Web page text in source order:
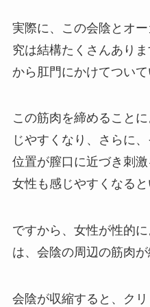
実際に、この会陰とオ
究は結構たくさんあり
から肛門にかけてついて
この筋肉を締めること
じやすくなり、さらに
位置が膣口に近づき刺激
女性も感じやすくなると
ですから、女性が性的
は、会陰の周辺の筋肉
会陰が収縮すると、ク